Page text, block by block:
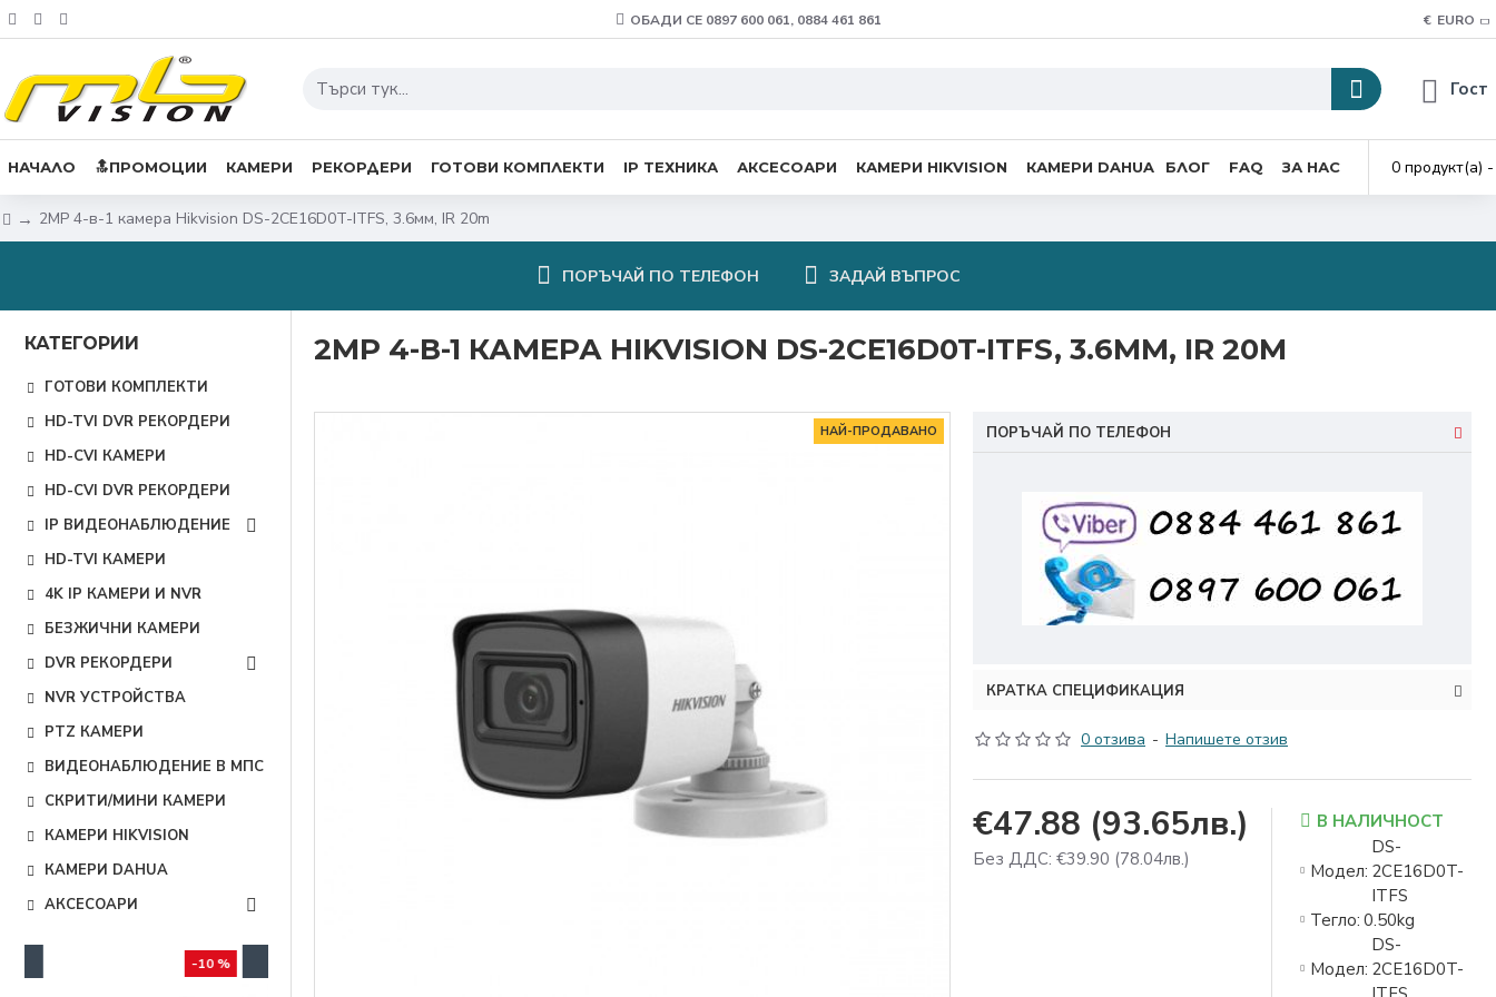
ОБАДИ СЕ 0897 600 061, 0884 461 861 € EURO
Гост
НАЧАЛО 🔝ПРОМОЦИИ КАМЕРИ РЕКОРДЕРИ ГОТОВИ КОМПЛЕКТИ IP ТЕХНИКА АКСЕСОАРИ КАМЕРИ HIKVISION КАМЕРИ DAHUA БЛОГ FAQ ЗА НАС 0 продукт(а)
2MP 4-в-1 камера Hikvision DS-2CE16D0T-ITFS, 3.6мм, IR 20m
ПОРЪЧАЙ ПО ТЕЛЕФОН ЗАДАЙ ВЪПРОС
КАТЕГОРИИ
ГОТОВИ КОМПЛЕКТИ
HD-TVI DVR РЕКОРДЕРИ
HD-CVI КАМЕРИ
HD-CVI DVR РЕКОРДЕРИ
IP ВИДЕОНАБЛЮДЕНИЕ
HD-TVI КАМЕРИ
4K IP КАМЕРИ И NVR
БЕЗЖИЧНИ КАМЕРИ
DVR РЕКОРДЕРИ
NVR УСТРОЙСТВА
PTZ КАМЕРИ
ВИДЕОНАБЛЮДЕНИЕ В МПС
СКРИТИ/МИНИ КАМЕРИ
КАМЕРИ HIKVISION
КАМЕРИ DAHUA
АКСЕСОАРИ
-5 %
2MP 4-В-1 КАМЕРА HIKVISION DS-2CE16D0T-ITFS, 3.6ММ, IR 20M
НАЙ-ПРОДАВАНО ПОРЪЧАЙ ПО ТЕЛЕФОН
КРАТКА СПЕЦИФИКАЦИЯ
0 отзива - Напишете отзив
€47.88 (93.65лв.)
Без ДДС: €39.90 (78.04лв.)
В НАЛИЧНОСТ
Модел:
DS-
2CE16D0T-
ITFS
Тегло: 0.50kg
Модел:
DS-
2CE16D0T-